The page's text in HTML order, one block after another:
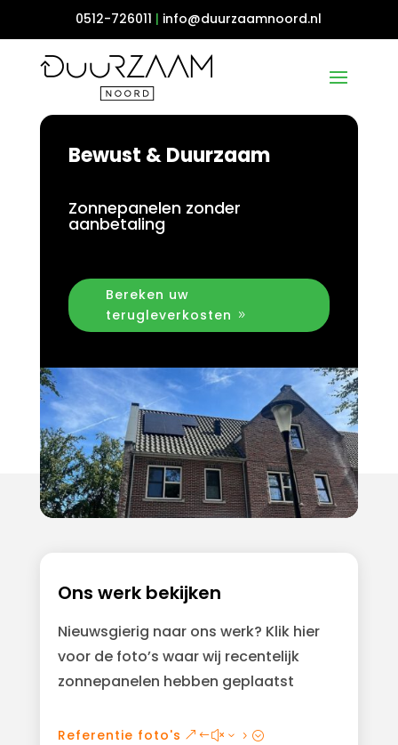
0512-726011 | info@duurzaamnoord.nl
Bewust & Duurzaam
Zonnepanelen zonder
aanbetaling
Bereken uw
terugleverkosten
Ons werk bekijken
Nieuwsgierig naar ons werk? Klik hier
voor de foto’s waar wij recentelijk
zonnepanelen hebben geplaatst
Referentie foto's